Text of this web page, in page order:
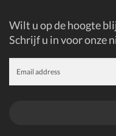
Wilt u op de hoogte
Schrijf u in voor onze